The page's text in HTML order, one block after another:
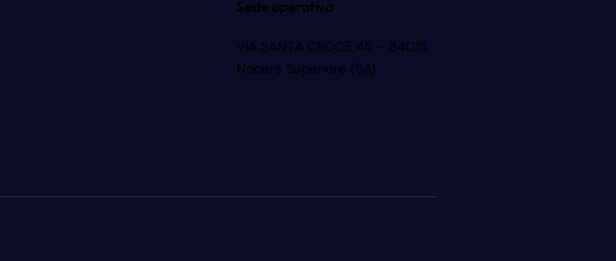
Sede operativa
VIA SANTA CROCE 45 – 84015
Nocera Superiore (SA)